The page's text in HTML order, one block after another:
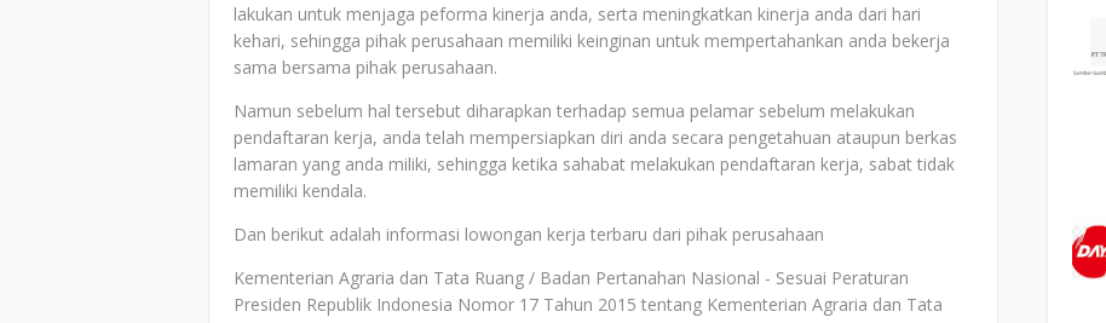
lakukan untuk menjaga peforma kinerja anda, serta meningkatkan kinerja anda dari hari
kehari, sehingga pihak perusahaan memiliki keinginan untuk mempertahankan anda bekerja
sama bersama pihak perusahaan.
Namun sebelum hal tersebut diharapkan terhadap semua pelamar sebelum melakukan
pendaftaran kerja, anda telah mempersiapkan diri anda secara pengetahuan ataupun berkas
lamaran yang anda miliki, sehingga ketika sahabat melakukan pendaftaran kerja, sabat tidak
memiliki kendala.
Dan berikut adalah informasi lowongan kerja terbaru dari pihak perusahaan
Kementerian Agraria dan Tata Ruang / Badan Pertanahan Nasional - Sesuai Peraturan
Presiden Republik Indonesia Nomor 17 Tahun 2015 tentang Kementerian Agraria dan Tata